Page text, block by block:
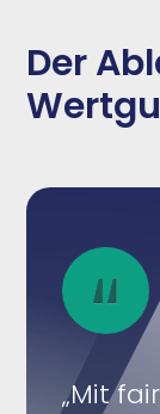
Der
„Mit